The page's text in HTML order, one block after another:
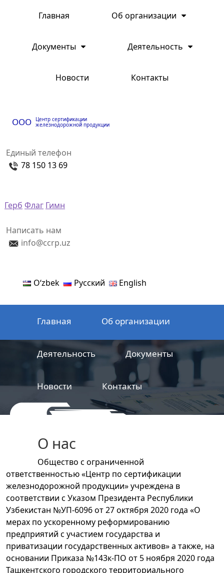
Главная Об организации
Документы Деятельность
Новости Контакты
ООО Центр сертификации
железнодорожной продукции
Единый телефон
78 150 13 69
Герб Флаг Гимн
Написать нам
info@ccrp.uz
Oʻzbek Русский English
Главная Об организации
Деятельность Документы
Новости Контакты
железнодорожной продукции
О нас
Общество с ограниченной
ответственностью «Центр по сертификации
железнодорожной продукции» учреждена в
соответствии с Указом Президента Республики
Узбекистан №УП-6096 от 27 октября 2020 года «О
мерах по ускоренному реформированию
предприятий с участием государства и
приватизации государственных активов» а также, на
основании Приказа №143к-ПО от 5 ноября 2020 года
Ташкентского городского территориального